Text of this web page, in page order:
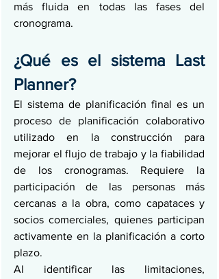
más fluida en todas las fases del
cronograma.
¿Qué es el sistema Last
Planner?
El sistema de planificación final es un
proceso de planificación colaborativo
utilizado en la construcción para
mejorar el flujo de trabajo y la fiabilidad
de los cronogramas. Requiere la
participación de las personas más
cercanas a la obra, como capataces y
socios comerciales, quienes participan
activamente en la planificación a corto
plazo.
Al identificar las limitaciones,